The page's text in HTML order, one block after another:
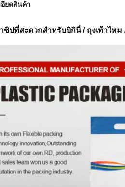
อียดสินค้า
ซิปที่สะดวกสําหรับบิกินี่ / ถุงเท้าไหม